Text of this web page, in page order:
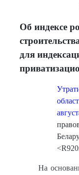
Об индексе
для
На